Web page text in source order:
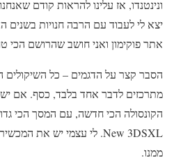
ונינטנדו, אז עלינו להראות קודם
יצא לי לעבוד עם הרבה חנויות בשנים
אתר פוקימון ואני חושב שהרושם הכי
הסבר קצר על הדגמים – כל השיקולים
מתרכזים לדבר אחד בלבד, כסף. אם
הקונסולה הכי חדשה, עם המסך הכי
ממנו.